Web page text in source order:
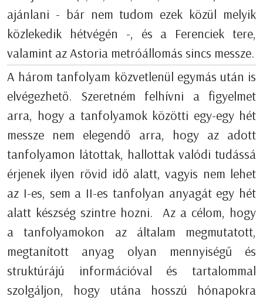
ajánlani - bár nem tudom ezek közül melyik
közlekedik hétvégén -, és a Ferenciek tere,
valamint az Astoria metróállomás sincs messze.
A három tanfolyam közvetlenül egymás után is
elvégezhető. Szeretném felhívni a figyelmet
arra, hogy a tanfolyamok közötti egy-egy hét
messze nem elegendő arra, hogy az adott
tanfolyamon látottak, hallottak valódi tudássá
érjenek ilyen rövid idő alatt, vagyis nem lehet
az I-es, sem a II-es tanfolyan anyagát egy hét
alatt készség szintre hozni. Az a célom, hogy
a tanfolyamokon az általam megmutatott,
megtanított anyag olyan mennyiségű és
struktúrájú információval és tartalommal
szolgáljon, hogy utána hosszú hónapokra